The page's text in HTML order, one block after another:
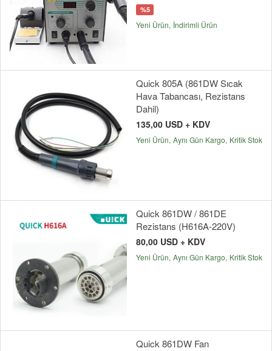
%5
Yeni Ürün İndirimli Ürün
Quick 805A (861DW Sıcak
Hava Tabancası, Rezistans
Dahil)
135,00 USD + KDV
Yeni Ürün Aynı Gün Kargo Kritik Stok
Quick 861DW / 861DE
Rezistans (H616A-220V)
80,00 USD + KDV
Yeni Ürün Aynı Gün Kargo Kritik Stok
Quick 861DW Fan